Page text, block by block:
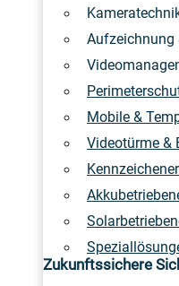
Aufzeichnung
Mobile &
Videotürme &
Zukunftssichere